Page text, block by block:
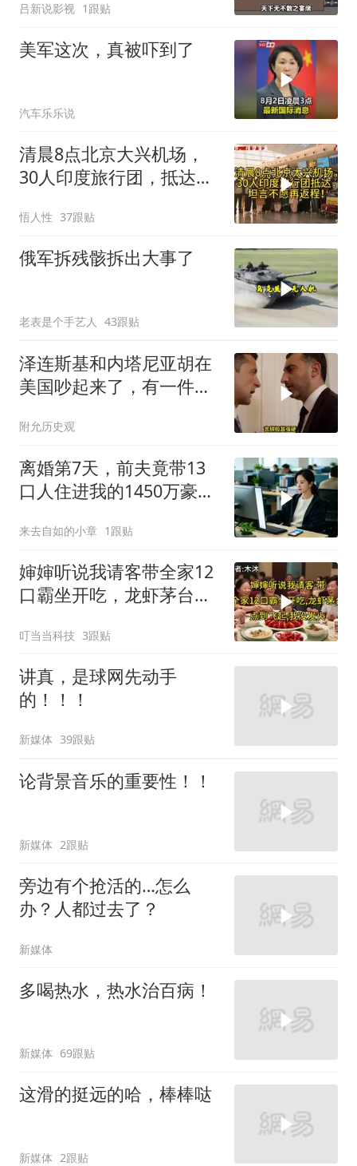
吕新说影视 1跟贴
美军这次，真被吓到了
汽车乐乐说
清晨8点北京大兴机场，
30人印度旅行团，抵达，
悟人性 37跟贴
俄军拆残骸拆出大事了
老表是个手艺人 43跟贴
泽连斯基和内塔尼亚胡在
美国吵起来了，有一件事
附允历史观
离婚第7天，前夫竟带13
口人住进我的1450万豪
来去自如的小章 1跟贴
婶婶听说我请客带全家12
口霸坐开吃，龙虾茅台点
叮当当科技 3跟贴
讲真，是球网先动手
的！！！
新媒体 39跟贴
论背景音乐的重要性！！
新媒体 2跟贴
旁边有个抢活的…怎么
办？人都过去了？
新媒体
多喝热水，热水治百病！
新媒体 69跟贴
这滑的挺远的哈，棒棒哒
新媒体 2跟贴